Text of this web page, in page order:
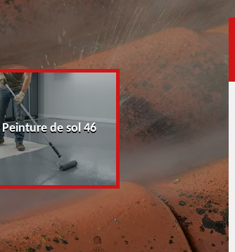
Peinture de sol 46
Peinture volets
persiennes 46